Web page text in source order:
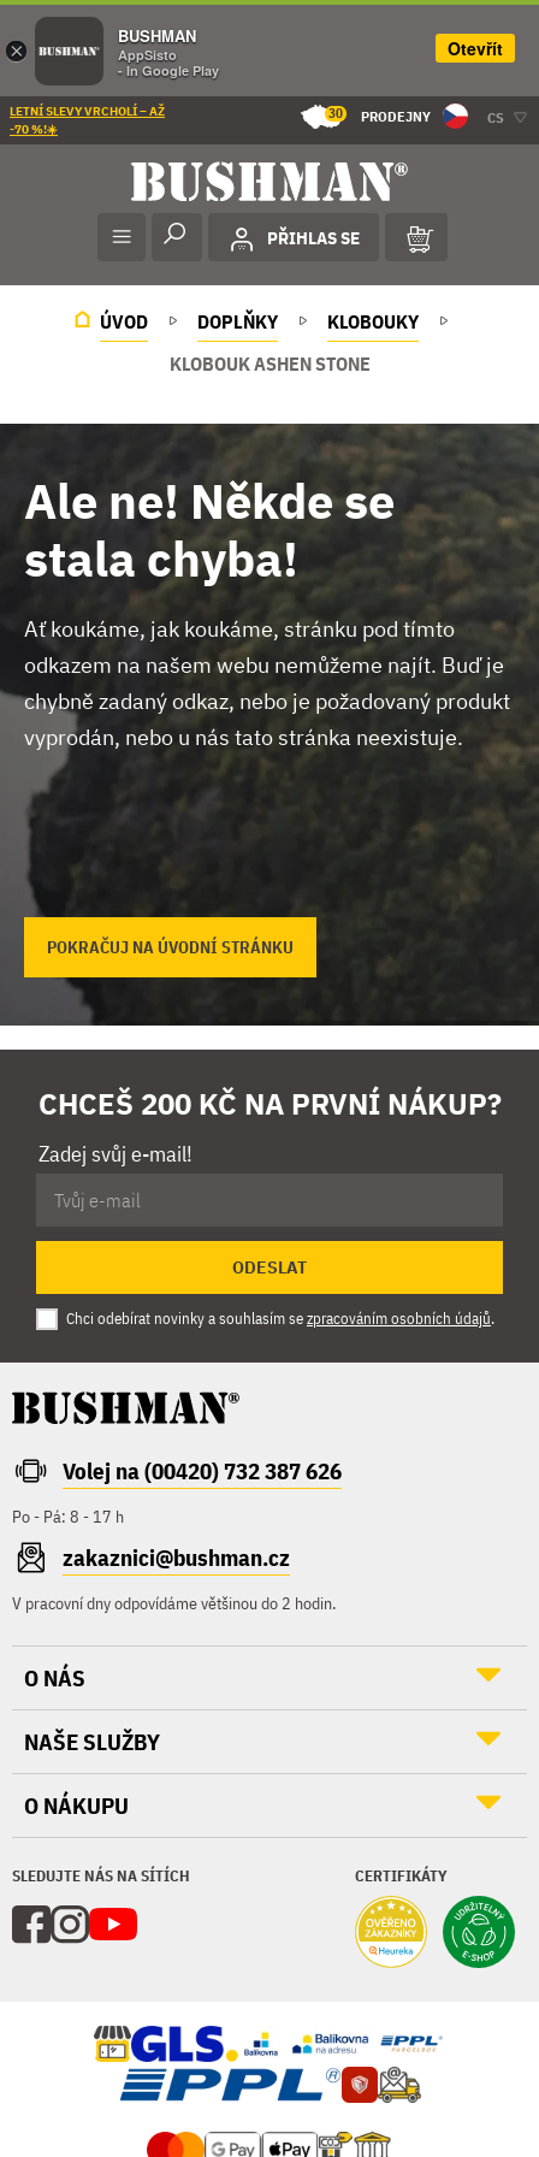
LETNÍ SLEVY VRCHOLÍ – AŽ
-70 %!☀️
30 PRODEJNY CS
PŘIHLAS SE
ÚVOD DOPLŇKY
KLOBOUKY
KLOBOUK ASHEN STONE
Ale ne! Někde se
stala chyba!
Ať koukáme, jak koukáme, stránku pod tímto
odkazem na našem webu nemůžeme najít. Buď je
chybně zadaný odkaz, nebo je požadovaný produkt
vyprodán, nebo u nás tato stránka neexistuje.
POKRAČUJ NA ÚVODNÍ STRÁNKU
CHCEŠ 200 KČ NA PRVNÍ NÁKUP?
Zadej svůj e-mail!
ODESLAT
Chci odebírat novinky a souhlasím sezpracováním osobních údajů.
Volej na (00420) 732 387 626
Po - Pá: 8 - 17 h
zakaznici@bushman.cz
V pracovní dny odpovídáme většinou do 2 hodin.
SLEDUJTE NÁS NA SÍTÍCH CERTIFIKÁTY
O NÁS
NAŠE SLUŽBY
O NÁKUPU
×
BUSHMAN
AppSisto
- In Google Play
Otevřít